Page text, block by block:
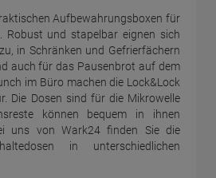
Aufbewahrungsboxen für
Robust und stapelbar eignen sich
in Schränken und Gefrierfächern
auch für das Pausenbrot auf dem
im Büro machen die Lock&Lock
Die Dosen sind für die Mikrowelle
können bequem in ihnen
uns von Wark24 finden Sie die
in unterschiedlichen